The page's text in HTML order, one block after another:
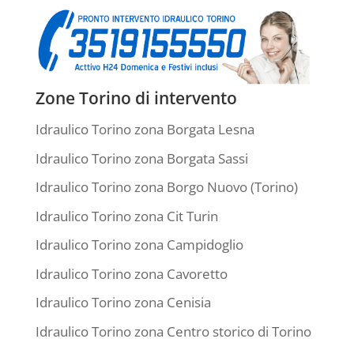
Zone Torino di intervento
Idraulico Torino zona Borgata Lesna
Idraulico Torino zona Borgata Sassi
Idraulico Torino zona Borgo Nuovo (Torino)
Idraulico Torino zona Cit Turin
Idraulico Torino zona Campidoglio
Idraulico Torino zona Cavoretto
Idraulico Torino zona Cenisia
Idraulico Torino zona Centro storico di Torino